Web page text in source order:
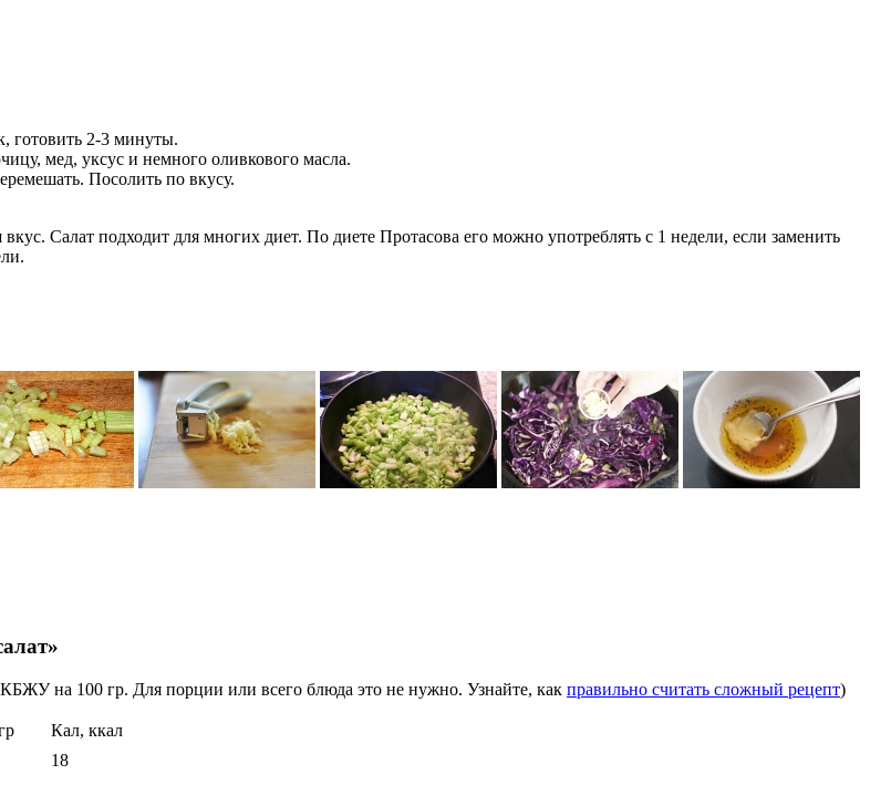
готовить 2-3 минуты.
мед, уксус и немного оливкового масла.
Посолить по вкусу.
Салат подходит для многих диет. По диете Протасова его можно употреблять с 1 недели, если заменить
на 100 гр. Для порции или всего блюда это не нужно. Узнайте, как правильно считать сложный рецепт)
Кал, ккал
18